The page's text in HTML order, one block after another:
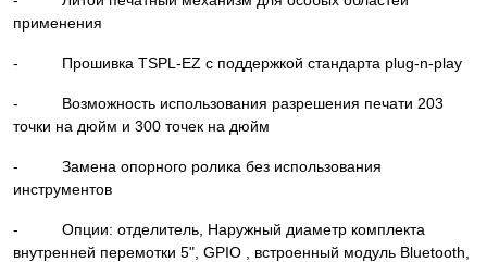
применения
- Прошивка TSPL-EZ с поддержкой стандарта plug-n-play
- Возможность использования разрешения печати 203
точки на дюйм и 300 точек на дюйм
- Замена опорного ролика без использования
инструментов
- Опции: отделитель, Наружный диаметр комплекта
внутренней перемотки 5", GPIO , встроенный модуль Bluetooth,